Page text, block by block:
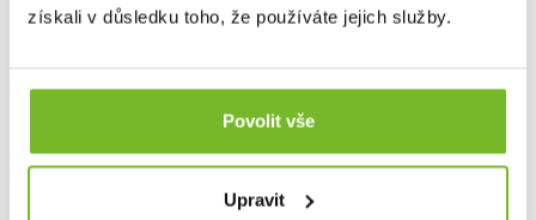
získali v důsledku toho, že používáte jejich služby.
Povolit vše
Upravit